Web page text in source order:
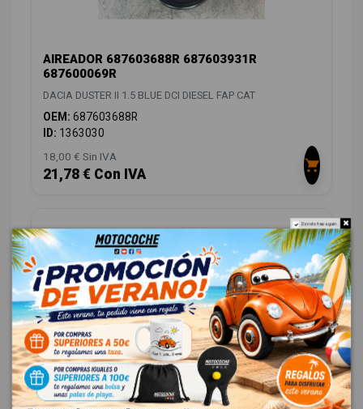
AIREADOR 687603688R 687603931R
687600069R
DACIA DUSTER II 1.5 BLUE DCI DIESEL FAP CAT
OEM: 687603688R
ID: 1363030
18,00 € Sin IVA
21,78 € Con IVA
AIREADOR 687603688R 687603931R
687600069R
DACIA DUSTER II 1.5 BLUE DCI DIESEL FAP CAT
Do not show again.